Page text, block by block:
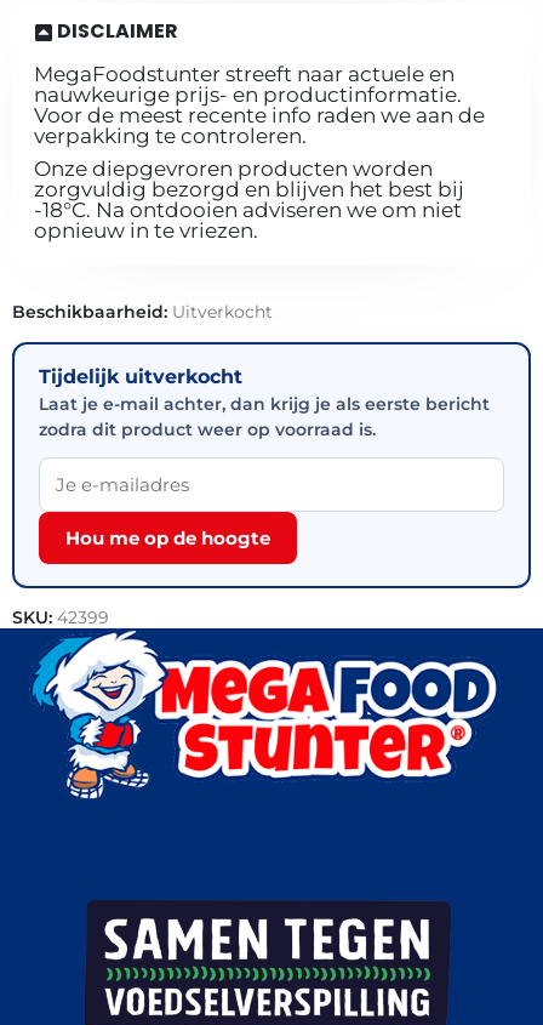
DISCLAIMER
MegaFoodstunter streeft naar actuele en
nauwkeurige prijs- en productinformatie.
Voor de meest recente info raden we aan de
verpakking te controleren.
Onze diepgevroren producten worden
zorgvuldig bezorgd en blijven het best bij
-18°C. Na ontdooien adviseren we om niet
opnieuw in te vriezen.
Beschikbaarheid: Uitverkocht
Tijdelijk uitverkocht
Laat je e-mail achter, dan krijg je als eerste bericht
zodra dit product weer op voorraad is.
Hou me op de hoogte
SKU: 42399
Categorieën:Aardappel producten